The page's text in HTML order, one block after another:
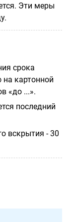
Эти меры
срока
на картонной
«до ...».
последний
вскрытия - 30